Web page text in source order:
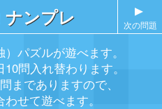
ナンプレ
パズルが遊べます。
問入れ替わります。
までありますので、
せて遊べます。
▲
次の問題